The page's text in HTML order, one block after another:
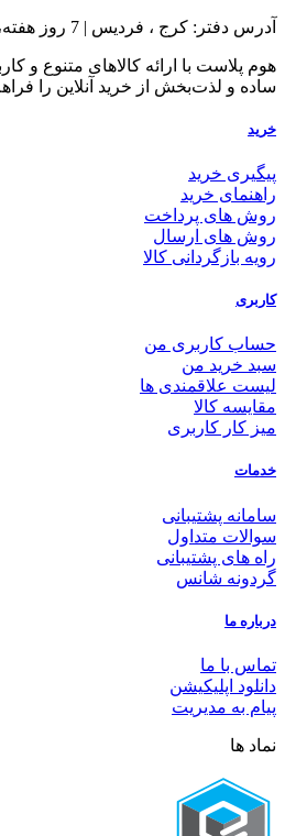
آدرس دفتر: کرج ، فردیس | 7 روز هفته، 24 ساعته
هوم پلاست با ارائه کالاهای متنوع و
ساده و لذت‌بخش از خرید آنلاین را
خرید
پیگیری خرید
راهنمای خرید
روش های پرداخت
روش های ارسال
رویه بازگردانی کالا
کاربری
حساب کاربری من
سبد خرید من
لیست علاقمندی ها
مقایسه کالا
میز کار کاربری
خدمات
سامانه پشتیبانی
سوالات متداول
راه های پشتیبانی
گردونه شانس
درباره ما
تماس با ما
دانلود اپلیکیشن
پیام به مدیریت
نماد ها